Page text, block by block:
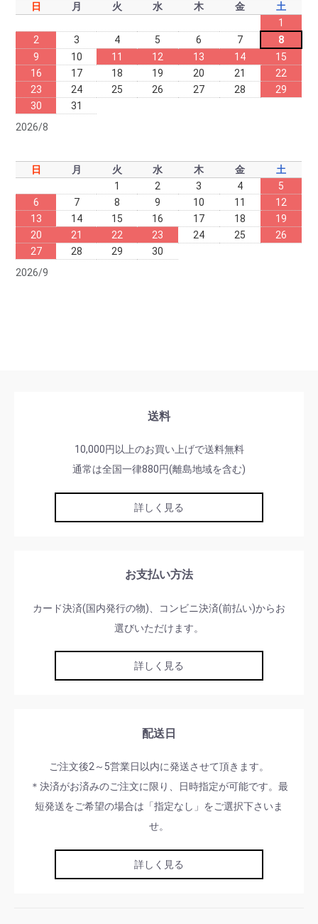
2026/8
日 月 火 水 木 金
土
1
2
3 4 5 6 7
8
9
10 11 12 13 14
15
16
17 18 19 20 21
22
23
24 25 26 27 28
29
30
31
2026/9
日 月 火 水 木 金
土
1
2 3 4
5
6
7 8 9 10 11
12
13
14 15 16 17 18
19
20
21 22 23 24 25
26
27
28 29 30
送料
10,000円以上のお買い上げで送料無料
通常は全国一律880円(離島地域を含む)
詳しく見る
お支払い方法
カード決済(国内発行の物)、コンビニ決済(前払い)からお
選びいただけます。
詳しく見る
配送日
ご注文後2～5営業日以内に発送させて頂きます。
＊決済がお済みのご注文に限り、日時指定が可能です。最
短発送をご希望の場合は「指定なし」をご選択下さいま
せ。
詳しく見る